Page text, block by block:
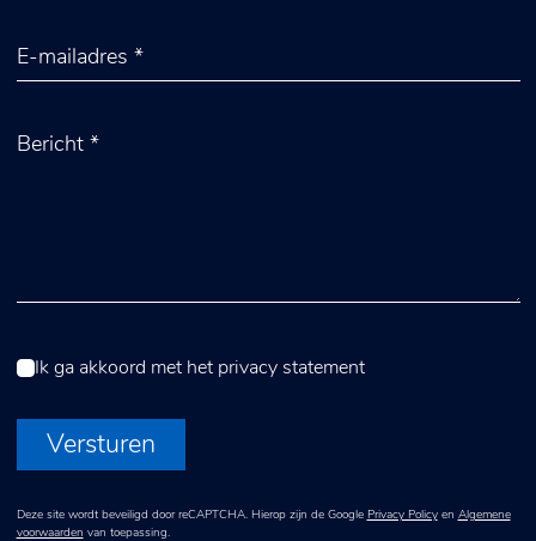
Ik ga akkoord met het privacy statement
Versturen
Deze site wordt beveiligd door reCAPTCHA. Hierop zijn de Google Privacy Policyen Algemene
voorwaarden van toepassing.